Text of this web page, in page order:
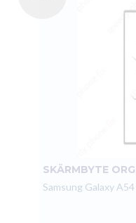
SKÄRMBYTE
Samsung Galaxy